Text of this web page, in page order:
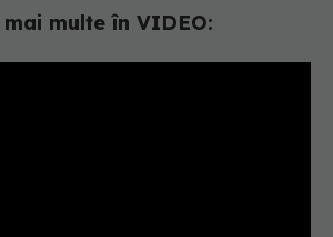
mai multe în VIDEO: